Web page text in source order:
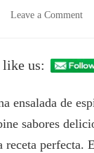
Leave a Commenton
us:
ensalada de
sabores
receta perfecta.